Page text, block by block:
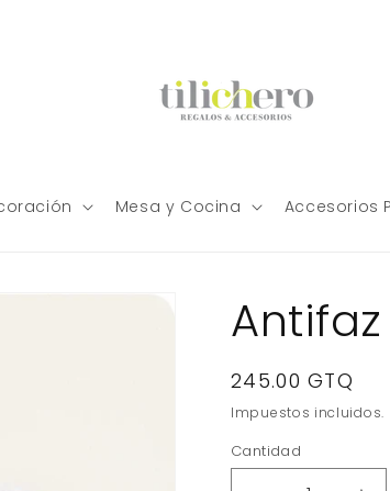
Mesa y Cocina Accesorios
Precio
habitual
245.00 GTQ
Impuestos incluidos.
Cantidad